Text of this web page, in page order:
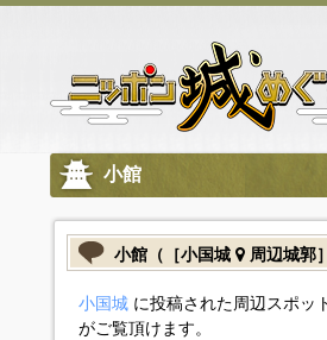
小館
小館（［小国城 周辺城郭
小国城に投稿された周辺スポッ
がご覧頂けます。